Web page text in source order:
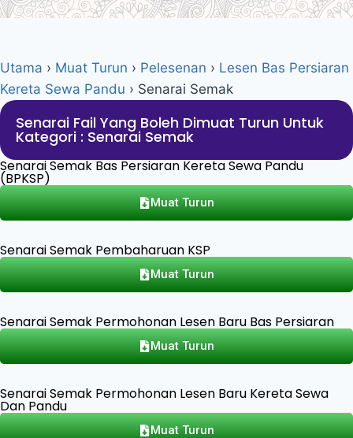
Utama › Muat Turun › Pelesenan › Lesen Bas Persiaran
Kereta Sewa Pandu › Senarai Semak
Senarai Fail Yang Boleh Dimuat Turun Untuk
Kategori : Senarai Semak
Senarai Semak Bas Persiaran Kereta Sewa Pandu
(BPKSP)
Muat Turun
Senarai Semak Pembaharuan KSP
Muat Turun
Senarai Semak Permohonan Lesen Baru Bas Persiaran
Muat Turun
Senarai Semak Permohonan Lesen Baru Kereta Sewa
Dan Pandu
Muat Turun